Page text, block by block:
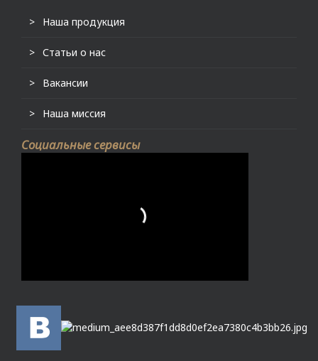
Наша продукция
Статьи о нас
Вакансии
Наша миссия
Социальные сервисы